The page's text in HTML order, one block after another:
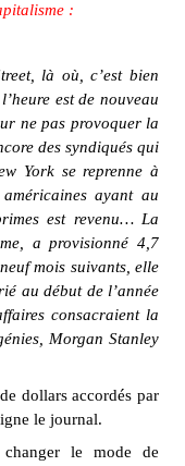
:
là où, c’est bien
est de nouveau
ne pas provoquer la
des syndiqués qui
York se reprenne à
ayant au
est revenu… La
a provisionné 4,7
mois suivants, elle
au début de l’année
consacraient la
Morgan Stanley
dollars accordés par
le journal.
le mode de